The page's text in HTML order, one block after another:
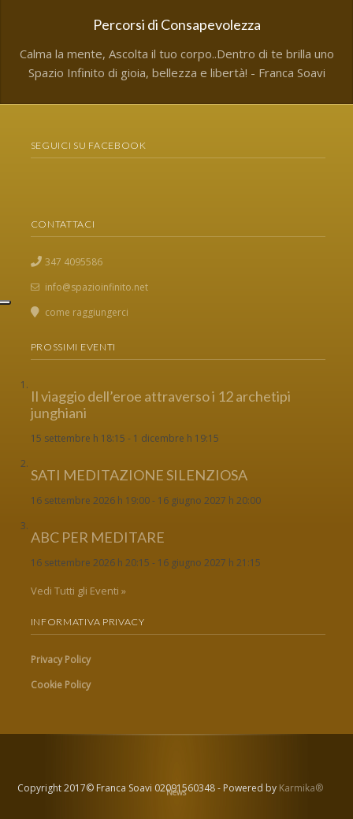
Percorsi di Consapevolezza
Calma la mente, Ascolta il tuo corpo..Dentro di te brilla uno
Spazio Infinito di gioia, bellezza e libertà! - Franca Soavi
SEGUICI SU FACEBOOK
CONTATTACI
347 4095586
info@spazioinfinito.net
come raggiungerci
PROSSIMI EVENTI
Il viaggio dell’eroe attraverso i 12 archetipi
junghiani
15 settembre h 18:15 - 1 dicembre h 19:15
SATI MEDITAZIONE SILENZIOSA
16 settembre 2026 h 19:00- 16 giugno 2027 h 20:00
ABC PER MEDITARE
16 settembre 2026 h 20:15 - 16 giugno 2027 h 21:15
Vedi Tutti gli Eventi »
INFORMATIVA PRIVACY
Privacy Policy
Cookie Policy
Copyright 2017© Franca Soavi 02091560348 - Powered by Karmika®
News